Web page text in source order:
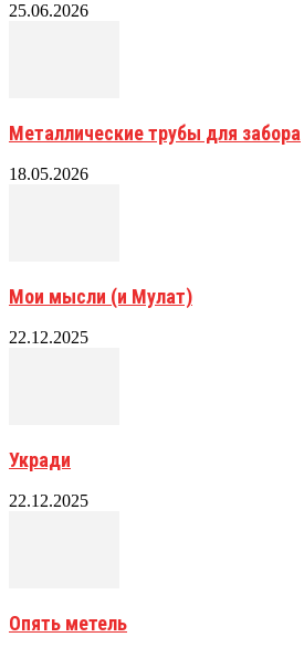
25.06.2026
Металлические трубы для забора
18.05.2026
Мои мысли (и Мулат)
22.12.2025
Укради
22.12.2025
Опять метель